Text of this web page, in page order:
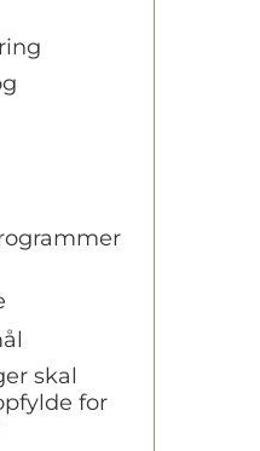
skal
for